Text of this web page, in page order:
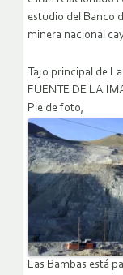
estudio del Banco
minera nacional
Tajo principal de
FUENTE DE LA
Pie de foto,
Las Bambas está